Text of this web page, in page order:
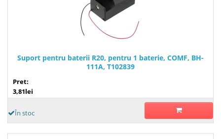
Suport pentru baterii R20, pentru 1 baterie, COMF, BH-
111A, T102839
Pret:
3,81lei
În stoc